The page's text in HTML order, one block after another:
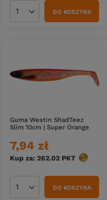
Ilość produktówDO KOSZYKA
Guma Westin ShadTeez
Slim 10cm | Super Orange
7,94 zł
Kup za: 262.02 PKT punktów
Ilość produktówDO KOSZYKA